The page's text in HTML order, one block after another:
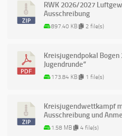
RWK 2026/2027
Ausschreibung
897.40 KB 2 file(s)
Kreisjugendpokal
Jugendrunde“
173.84 KB 1 file(s)
Kreisjugendwettkampf
Ausschreibung und
1.58 MB 4 file(s)